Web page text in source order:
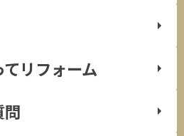
リフォーム
問